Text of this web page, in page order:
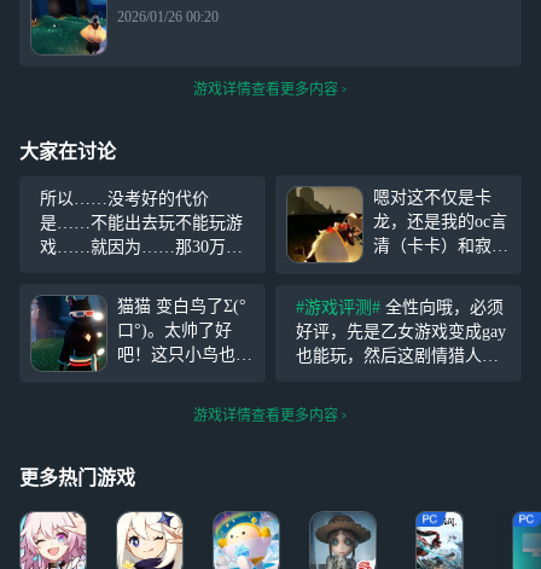
2026/01/26 00:20
游戏详情查看更多内容
大家在讨论
所以……没考好的代价
是……不能出去玩不能玩游
戏……就因为……那30万？
0万还她……呵，哭被说是装
给她看的，那当初生我干什
么啊……养不了养不起就别
要啊
嗯对这不仅是卡
龙，还是我的oc言
清（卡卡）和寂九
情侣呀，喂喂喂碰
到卡卡和龙骨的时
候不一定是龙卡
啊，可能还会是卡
猫猫 变白鸟了Σ(°
口°)。太帅了好
吧！这只小鸟也是
，大狐狸徽章，绊
爱叫声，欧若拉的
徽章 太棒了#光遇
#游戏评测# 全性向哦，必须
好评，先是乙女游戏变成gay
也能玩，然后这剧情猎人小
劫的爱还倒追，我呸！这第
游戏详情查看更多内容
更多热门游戏